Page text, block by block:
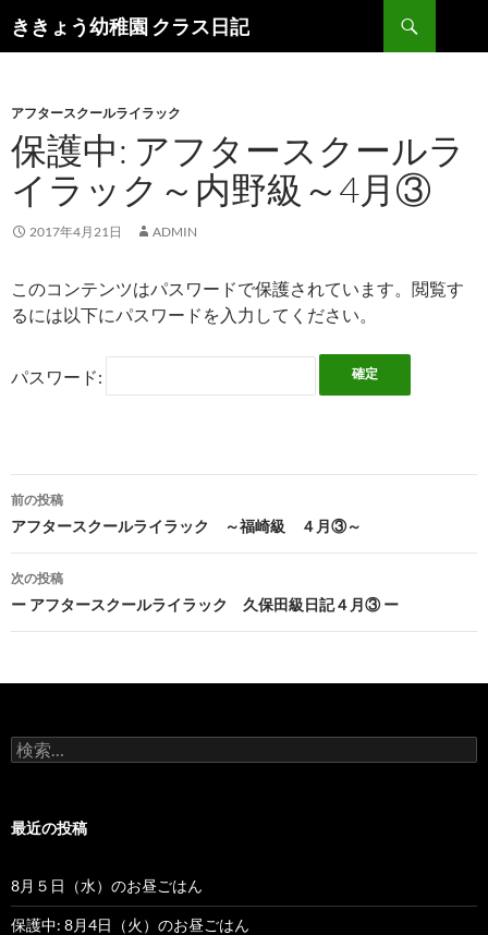
ききょう幼稚園 クラス日記
索
ン
ツ
へ
ス
ッ
アフタースクールライラック
保護中: アフタースクールラ
イラック～内野級～4月③
2017年4月21日 ADMIN
このコンテンツはパスワードで保護されています。閲覧す
るには以下にパスワードを入力してください。
パスワード:
投
稿
ナ
ゲ
シ
ン
前の投稿
アフタースクールライラック ～福崎級 ４月③～
次の投稿
ー アフタースクールライラック 久保田級日記４月③ ー
検
索
最近の投稿
8月５日（水）のお昼ごはん
保護中: 8月4日（火）のお昼ごはん